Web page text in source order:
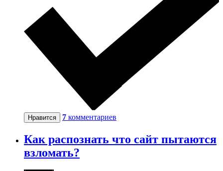
Нравится 7 комментариев
Как распознать что сайт пытаются
взломать?